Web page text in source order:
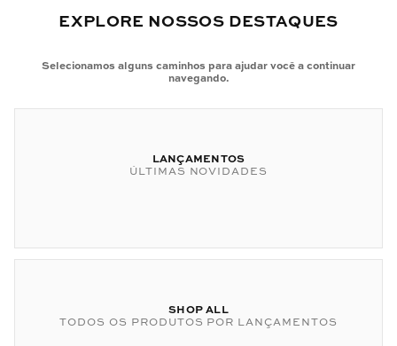
EXPLORE NOSSOS DESTAQUES
Selecionamos alguns caminhos para ajudar você a continuar
navegando.
LANÇAMENTOS
ÚLTIMAS NOVIDADES
SHOP ALL
TODOS OS PRODUTOS POR LANÇAMENTOS